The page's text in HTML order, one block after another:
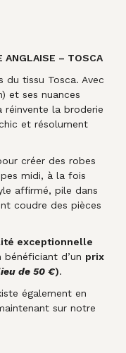
ANGLAISE – TOSCA
tissu Tosca. Avec
et ses nuances
la broderie
et résolument
créer des robes
midi, à la fois
affirmé, pile dans
coudre des pièces
exceptionnelle
d’un prix
de 50 €).
également en
sur notre